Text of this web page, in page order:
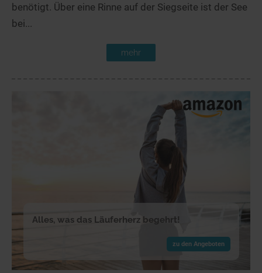
benötigt. Über eine Rinne auf der Siegseite ist der See
bei...
mehr
Alles, was das Läuferherz begehrt!
zu den Angeboten